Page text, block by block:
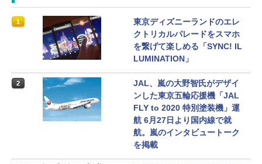
1
東京ディズニーランドのエレ
クトリカルパレードをスマホ
を繋げて楽しめる「SYNC! IL
LUMINATION」
2
JAL、嵐の大野智氏がデザイ
ンした東京五輪応援機「JAL
FLY to 2020 特別塗装機」運
航 6月27日より国内線で就
航。嵐のインタビュートーク
を掲載